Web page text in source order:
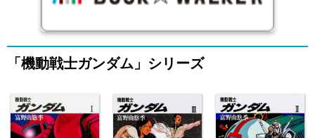
「機動戦士ガンダム」シリーズ